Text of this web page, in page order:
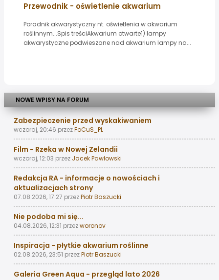
Przewodnik - oświetlenie akwarium
Poradnik akwarystyczny nt. oświetlenia w akwarium
roślinnym...Spis treściAkwarium otwarte1) lampy
akwarystyczne podwieszane nad akwarium lampy na...
NOWE WPISY NA FORUM
Zabezpieczenie przed wyskakiwaniem
wczoraj, 20:46 przezFoCuS_PL
Film - Rzeka w Nowej Zelandii
wczoraj, 12:03 przez Jacek Pawłowski
Redakcja RA - informacje o nowościach i
aktualizacjach strony
07.08.2026, 17:27 przezPiotr Baszucki
Nie podoba mi się...
04.08.2026, 12:31 przezworonov
Inspiracja - płytkie akwarium roślinne
02.08.2026, 23:51 przezPiotr Baszucki
Galeria Green Aqua - przegląd lato 2026